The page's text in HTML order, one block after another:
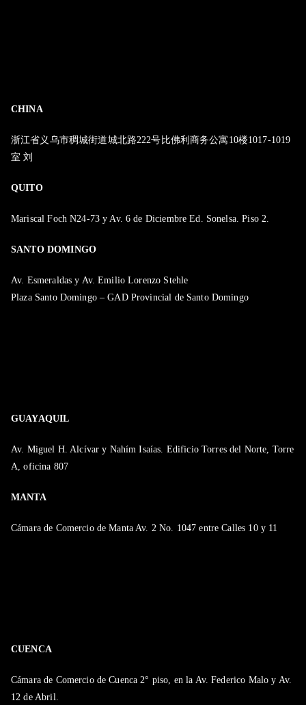
CHINA
浙江省义乌市稠城街道城北路222号比佛利商务公寓10楼1017-1019
室 刘
QUITO
Mariscal Foch N24-73 y Av. 6 de Diciembre Ed. Sonelsa. Piso 2.
SANTO DOMINGO
Av. Esmeraldas y Av. Emilio Lorenzo Stehle
Plaza Santo Domingo – GAD Provincial de Santo Domingo
GUAYAQUIL
Av. Miguel H. Alcívar y Nahím Isaías. Edificio Torres del Norte, Torre
A, oficina 807
MANTA
Cámara de Comercio de Manta Av. 2 No. 1047 entre Calles 10 y 11
CUENCA
Cámara de Comercio de Cuenca 2° piso, en la Av. Federico Malo y Av.
12 de Abril.